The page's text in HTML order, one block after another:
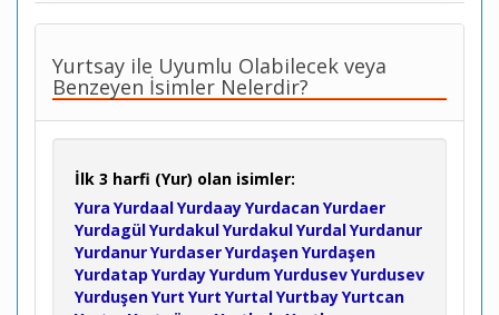
Yurtsay ile Uyumlu Olabilecek veya
Benzeyen İsimler Nelerdir?
İlk 3 harfi (Yur) olan isimler:
Yura YurdaalYurdaayYurdacanYurdaer
YurdagülYurdakulYurdakulYurdalYurdanur
YurdanurYurdaserYurdaşenYurdaşen
Yurdatap YurdayYurdum YurdusevYurdusev
YurduşenYurt Yurt YurtalYurtbayYurtcan